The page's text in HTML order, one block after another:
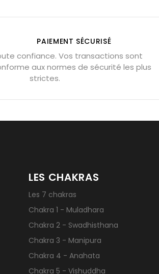
de tigre Porter plusieurs bracelets de
Pierres pour l’automne Bijoux de
naturelles contre le stress Qu’est-ce
PAIEMENT SÉCURISÉ
confiance. Vos transactions sont
aux normes de sécurité les plus
strictes.
LES CHAKRAS
Les 7 chakras
Chakra 1 - Muladhara
Chakra 2 - Swadhisthana
Chakra 3 - Manipura
Chakra 4 - Anahata
Chakra 5 - Vishuddha